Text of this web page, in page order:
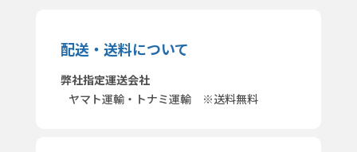
配送・送料について
弊社指定運送会社
ヤマト運輸・トナミ運輸 ※送料無料